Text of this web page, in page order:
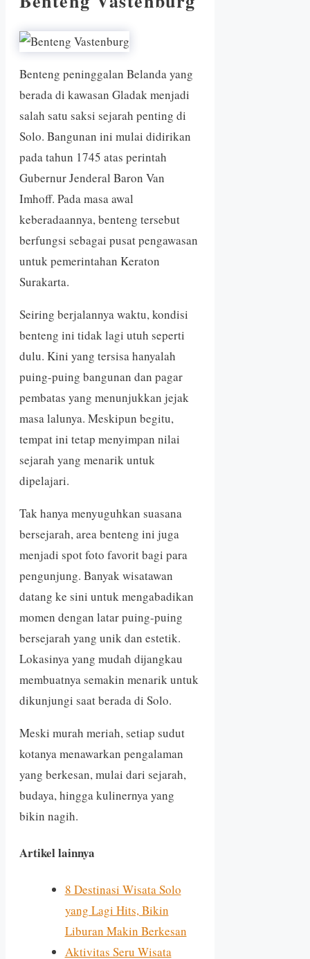
Benteng peninggalan Belanda yang
berada di kawasan Gladak menjadi
salah satu saksi sejarah penting di
Solo. Bangunan ini mulai didirikan
pada tahun 1745 atas perintah
Gubernur Jenderal Baron Van
Imhoff. Pada masa awal
keberadaannya, benteng tersebut
berfungsi sebagai pusat pengawasan
untuk pemerintahan Keraton
Surakarta.
Seiring berjalannya waktu, kondisi
benteng ini tidak lagi utuh seperti
dulu. Kini yang tersisa hanyalah
puing-puing bangunan dan pagar
pembatas yang menunjukkan jejak
masa lalunya. Meskipun begitu,
tempat ini tetap menyimpan nilai
sejarah yang menarik untuk
dipelajari.
Tak hanya menyuguhkan suasana
bersejarah, area benteng ini juga
menjadi spot foto favorit bagi para
pengunjung. Banyak wisatawan
datang ke sini untuk mengabadikan
momen dengan latar puing-puing
bersejarah yang unik dan estetik.
Lokasinya yang mudah dijangkau
membuatnya semakin menarik untuk
dikunjungi saat berada di Solo.
Meski murah meriah, setiap sudut
kotanya menawarkan pengalaman
yang berkesan, mulai dari sejarah,
budaya, hingga kulinernya yang
bikin nagih.
Artikel lainnya
8 Destinasi Wisata Solo
yang Lagi Hits, Bikin
Liburan Makin Berkesan
Aktivitas Seru Wisata